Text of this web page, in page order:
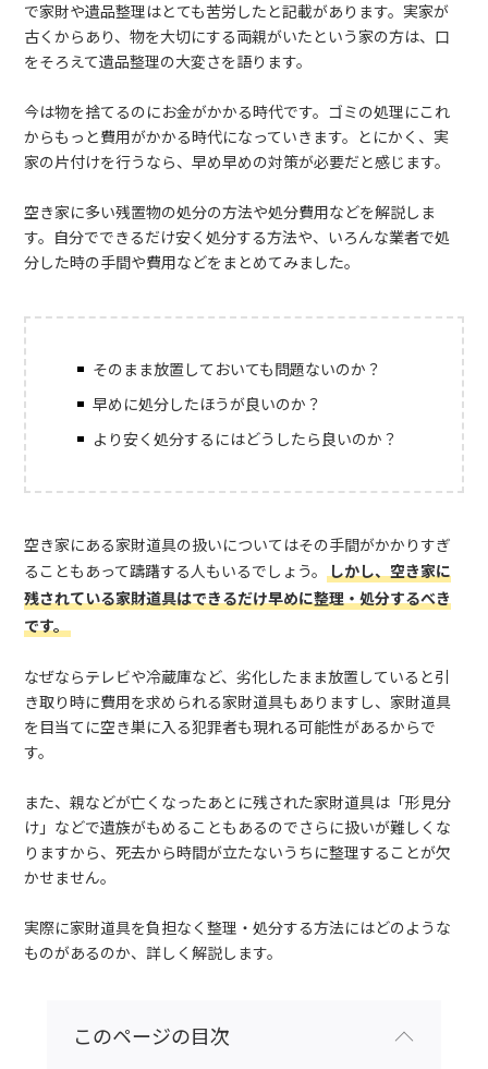
で家財や遺品整理はとても苦労したと記載があります。実家が
古くからあり、物を大切にする両親がいたという家の方は、口
をそろえて遺品整理の大変さを語ります。
今は物を捨てるのにお金がかかる時代です。ゴミの処理にこれ
からもっと費用がかかる時代になっていきます。とにかく、実
家の片付けを行うなら、早め早めの対策が必要だと感じます。
空き家に多い残置物の処分の方法や処分費用などを解説しま
す。自分でできるだけ安く処分する方法や、いろんな業者で処
分した時の手間や費用などをまとめてみました。
そのまま放置しておいても問題ないのか？
早めに処分したほうが良いのか？
より安く処分するにはどうしたら良いのか？
空き家にある家財道具の扱いについてはその手間がかかりすぎ
ることもあって躊躇する人もいるでしょう。しかし、空き家に
残されている家財道具はできるだけ早めに整理・処分するべき
です。
なぜならテレビや冷蔵庫など、劣化したまま放置していると引
き取り時に費用を求められる家財道具もありますし、家財道具
を目当てに空き巣に入る犯罪者も現れる可能性があるからで
す。
また、親などが亡くなったあとに残された家財道具は「形見分
け」などで遺族がもめることもあるのでさらに扱いが難しくな
りますから、死去から時間が立たないうちに整理することが欠
かせません。
実際に家財道具を負担なく整理・処分する方法にはどのような
ものがあるのか、詳しく解説します。
このページの目次